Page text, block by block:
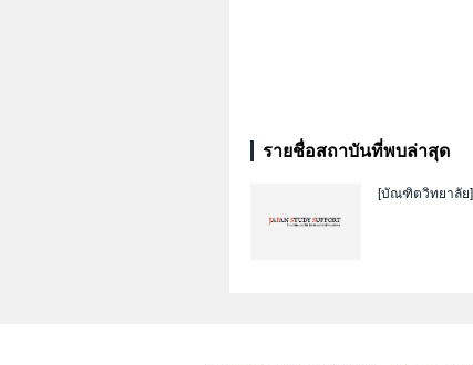
รายชื่อสถาบันที่พบล่าสุด
[บัณฑิตวิทยาลัย]